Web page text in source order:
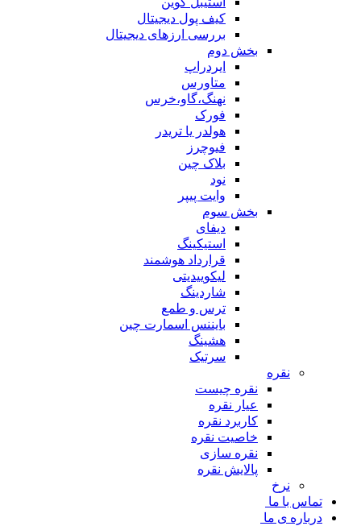
کیف پول دیجیتال
بررسی ارزهای دیجیتال
بخش دوم
ایردراپ
متاورس
نهنگ،گاو،خرس
فورک
هولدر یا تریدر
فیوچرز
بلاک چین
نود
وایت پیپر
بخش سوم
دیفای
استیکینگ
قرارداد هوشمند
لیکوییدیتی
شاردینگ
ترس و طمع
بایننس اسمارت چین
هشینگ
سرتیک
نقره
نقره چیست
عیار نقره
کاربرد نقره
خاصیت نقره
نقره سازی
پالایش نقره
نرخ
تماس با ما
درباره ی ما